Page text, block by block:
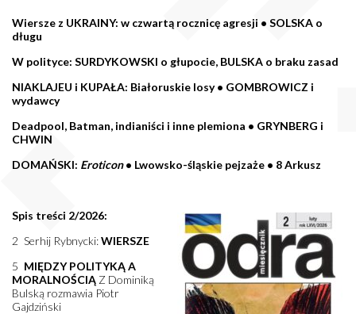
Wiersze z UKRAINY: w czwartą rocznicę agresji • SOLSKA o
długu
W polityce: SURDYKOWSKI o głupocie, BULSKA o braku zasad
NIAKLAJEU i KUPAŁA: Białoruskie losy • GOMBROWICZ i
wydawcy
Deadpool, Batman, indianiści i inne plemiona • GRYNBERG i
CHWIN
DOMAŃSKI: Eroticon• Lwowsko-śląskie pejzaże • 8 Arkusz
Spis treści 2/2026:
2 Serhij Rybnycki:WIERSZE
5 MIĘDZY POLITYKĄ A
MORALNOŚCIĄ Z Dominiką
Bulską rozmawia Piotr
Gajdziński